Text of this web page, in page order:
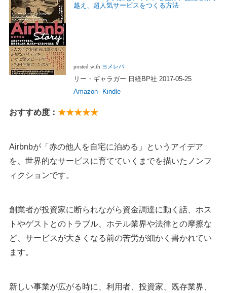
越え、超人気サービスをつくる方法
posted with ヨメレバ
リー・ギャラガー 日経BP社 2017-05-25
Amazon
Kindle
おすすめ度： ★★★★★
Airbnbが「赤の他人を自宅に泊める」というアイデア
を、世界的なサービスに育てていくまでを描いたノンフ
ィクションです。
創業者が投資家に断られながら資金調達に動く話、ホス
トやゲストとのトラブル、ホテル業界や法律との摩擦な
ど、サービスが大きくなる前の苦労が細かく書かれてい
ます。
新しい事業が広がる時に、利用者、投資家、既存業界、